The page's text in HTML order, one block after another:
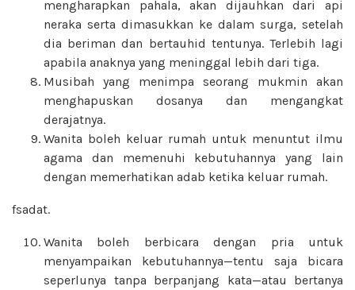
mengharapkan pahala, akan dijauhkan dari api
neraka serta dimasukkan ke dalam surga, setelah
dia beriman dan bertauhid tentunya. Terlebih lagi
apabila anaknya yang meninggal lebih dari tiga.
Musibah yang menimpa seorang mukmin akan
menghapuskan dosanya dan mengangkat
derajatnya.
Wanita boleh keluar rumah untuk menuntut ilmu
agama dan memenuhi kebutuhannya yang lain
dengan memerhatikan adab ketika keluar rumah.
fsadat.
Wanita boleh berbicara dengan pria untuk
menyampaikan kebutuhannya—tentu saja bicara
seperlunya tanpa berpanjang kata—atau bertanya